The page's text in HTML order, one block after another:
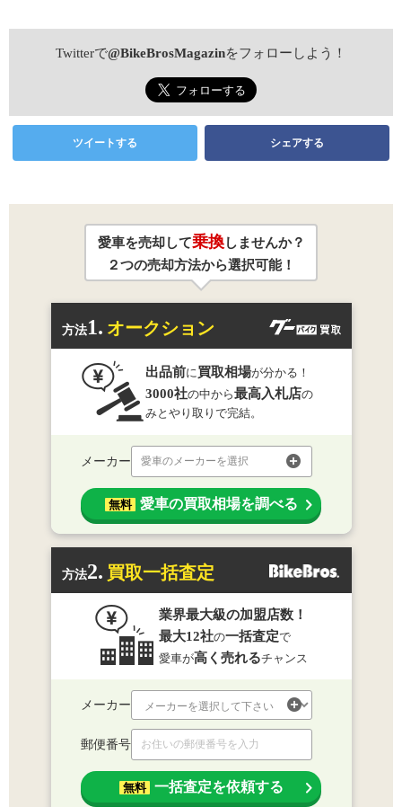
Twitterで@BikeBrosMagazinをフォローしよう！
ツイートする シェアする
愛車を売却して乗換しませんか？
２つの売却方法から選択可能！
方法1. オークション
出品前に買取相場が分かる！
3000社の中から最高入札店の
みとやり取りで完結。
メーカー 愛車のメーカーを選択
無料 愛車の買取相場を調べる
方法2. 買取一括査定
業界最大級の加盟店数！
最大12社の一括査定で
愛車が高く売れるチャンス
メーカー
郵便番号
無料 一括査定を依頼する